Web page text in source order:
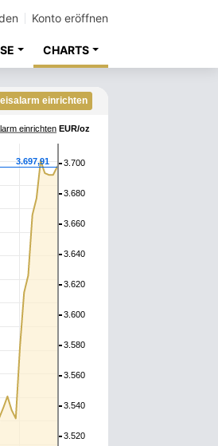
Konto eröffnen
CHARTS
einrichten
einrichten EUR/oz
3.697,91
3.520
3.540
3.560
3.580
3.600
3.620
3.640
3.660
3.680
3.700